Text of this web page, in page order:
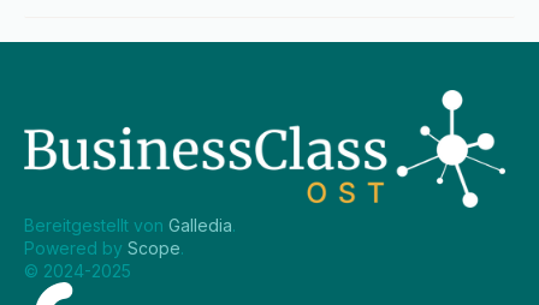
Bereitgestellt von Galledia.
Powered by Scope.
© 2024-2025